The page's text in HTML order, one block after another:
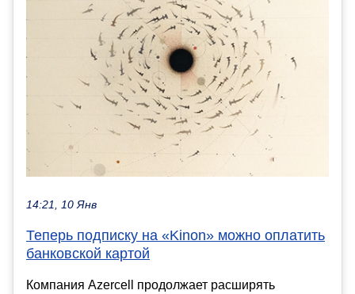
14:21, 10 Янв
Теперь подписку на «Kinon» можно оплатить
банковской картой
Компания Azercell продолжает расширять